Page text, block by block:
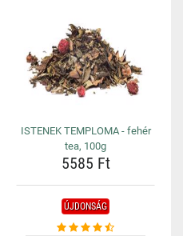
ISTENEK TEMPLOMA - fehér
tea, 100g
5585 Ft
ÚJDONSÁG